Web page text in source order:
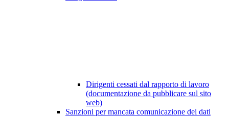
Dirigenti cessati dal rapporto di lavoro
(documentazione da pubblicare sul sito
web)
Sanzioni per mancata comunicazione dei dati